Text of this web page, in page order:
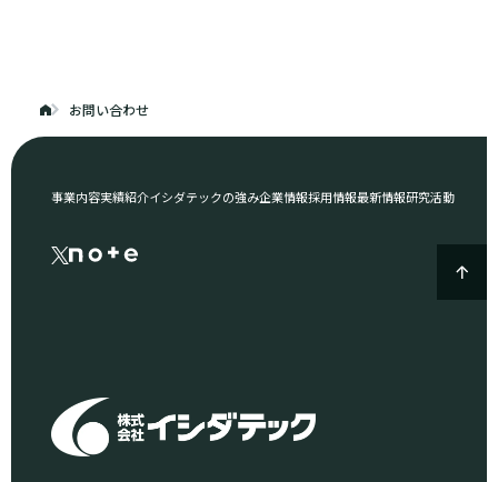
お問い合わせ
事業内容実績紹介イシダテックの強み企業情報採用情報最新情報研究活動